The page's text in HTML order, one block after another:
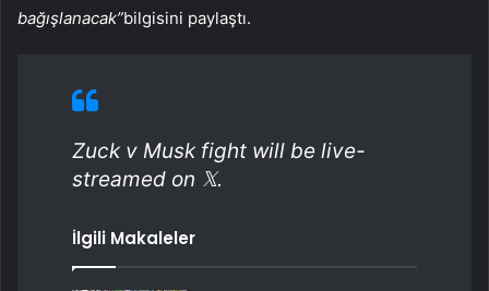
bağışlanacak”bilgisini paylaştı.
Zuck v Musk fight will be live-
streamed on 𝕏.
İlgili Makaleler